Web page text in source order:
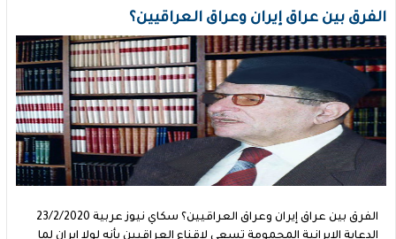
الفرق بين عراق إيران وعراق العراقيين؟
الفرق بين عراق إيران وعراق العراقيين؟ سكاي نيوز عربية 23/2/2020
الدعاية الإيرانية المحمومة تسعى لإقناع العراقيين بأنه لولا إيران لما